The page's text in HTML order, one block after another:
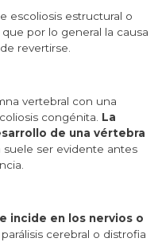
escoliosis estructural o
por lo general la causa
revertirse.
vertebral con una
congénita. La
de una vértebra
suele ser evidente antes
incide en los nervios o
parálisis cerebral o distrofia